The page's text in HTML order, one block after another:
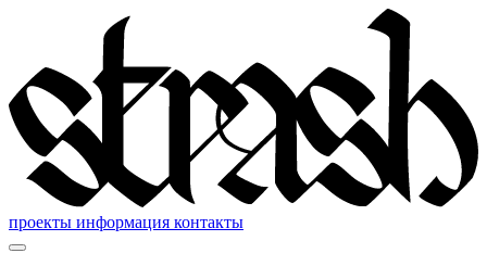
проекты информация контакты